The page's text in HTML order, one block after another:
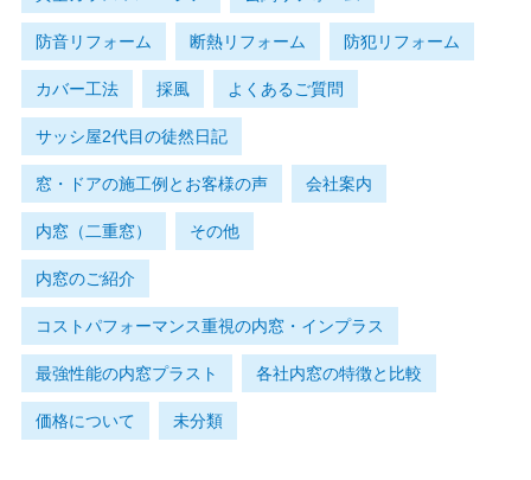
防音リフォーム 断熱リフォーム 防犯リフォーム
カバー工法 採風 よくあるご質問
サッシ屋2代目の徒然日記
窓・ドアの施工例とお客様の声
内窓（二重窓） その他
会社案内
内窓のご紹介
コストパフォーマンス重視の内窓・インプラス
最強性能の内窓プラスト 各社内窓の特徴と比較
価格について 未分類